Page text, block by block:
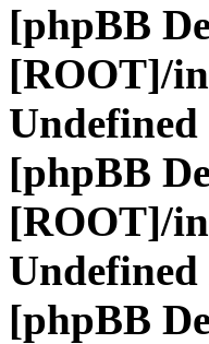
[phpBB
[ROOT]/
[phpBB
[ROOT]/
[phpBB